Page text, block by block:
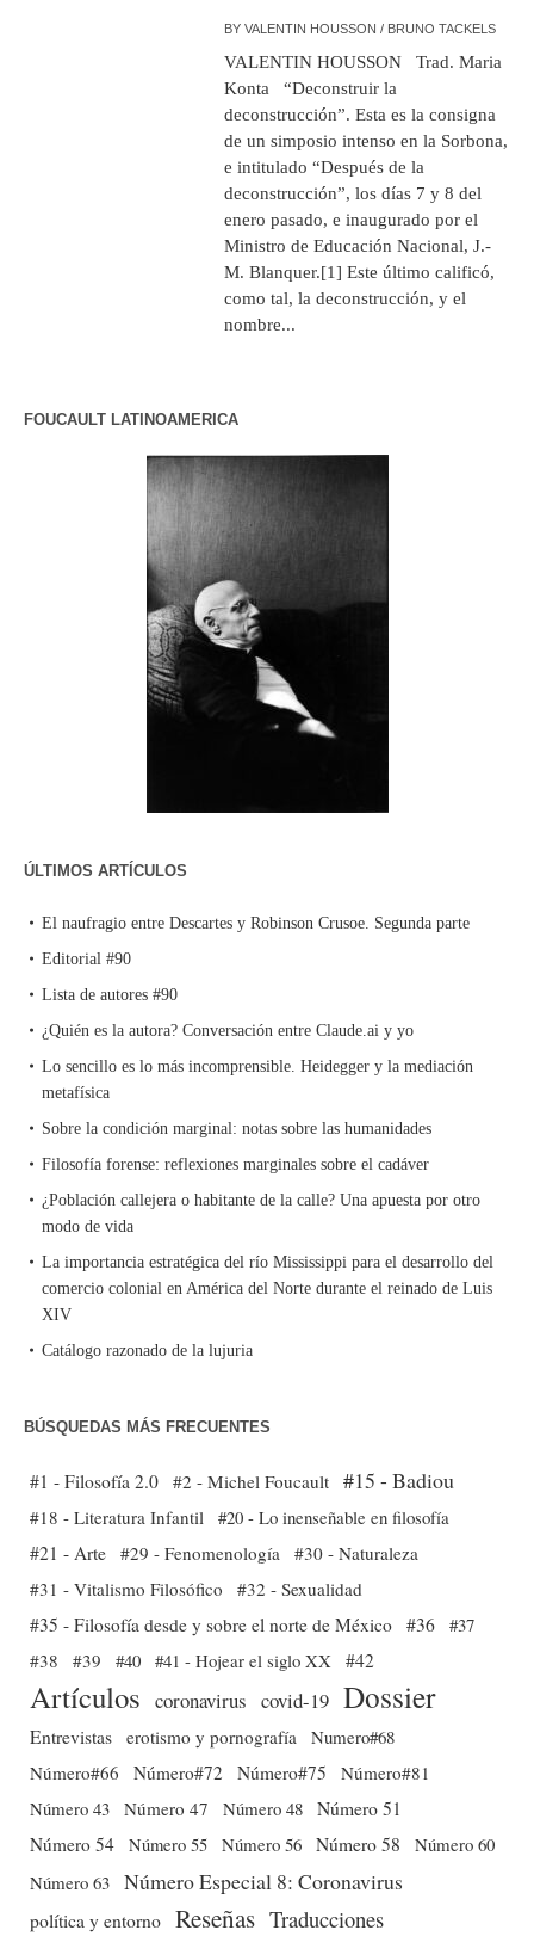
BYVALENTIN HOUSSON / BRUNO TACKELS
VALENTIN HOUSSON Trad. Maria
Konta “Deconstruir la
deconstrucción”. Esta es la consigna
de un simposio intenso en la Sorbona,
e intitulado “Después de la
deconstrucción”, los días 7 y 8 del
enero pasado, e inaugurado por el
Ministro de Educación Nacional, J.-
M. Blanquer.[1] Este último calificó,
como tal, la deconstrucción, y el
nombre...
FOUCAULT LATINOAMERICA
ÚLTIMOS ARTÍCULOS
El naufragio entre Descartes y Robinson Crusoe. Segunda parte
Editorial #90
Lista de autores #90
¿Quién es la autora? Conversación entre Claude.ai y yo
Lo sencillo es lo más incomprensible. Heidegger y la mediación
metafísica
Sobre la condición marginal: notas sobre las humanidades
Filosofía forense: reflexiones marginales sobre el cadáver
¿Población callejera o habitante de la calle? Una apuesta por otro
modo de vida
La importancia estratégica del río Mississippi para el desarrollo del
comercio colonial en América del Norte durante el reinado de Luis
XIV
Catálogo razonado de la lujuria
BÚSQUEDAS MÁS FRECUENTES
#1 - Filosofía 2.0 #2 - Michel Foucault #15 - Badiou
#18 - Literatura Infantil #20 - Lo inenseñable en filosofía
#21 - Arte #29 - Fenomenología
#30 - Naturaleza
#31 - Vitalismo Filosófico
#32 - Sexualidad
#35 - Filosofía desde y sobre el norte de México #36 #37
#38
#39 #40 #41 - Hojear el siglo XX #42
Artículos coronavirus covid-19 Dossier
Entrevistas erotismo y pornografía
Numero#68
Número#66
Número#72 Número#75
Número#81
Número 43 Número 47 Número 48 Número 51
Número 54 Número 55 Número 56 Número 58
Número 60
Número 63 Número Especial 8: Coronavirus
política y entorno Reseñas Traducciones